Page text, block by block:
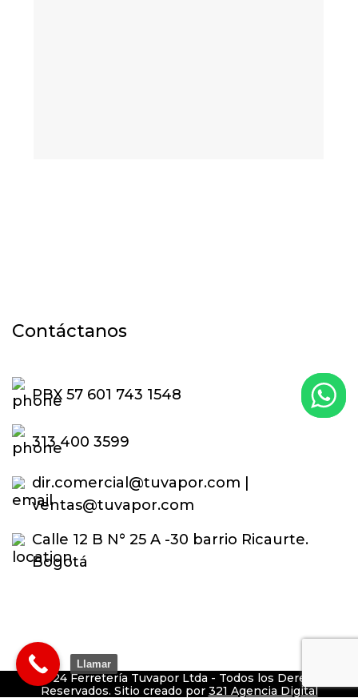
Contáctanos
PBX 57 601 743 1548
313 400 3599
dir.comercial@tuvapor.com |
ventas@tuvapor.com
Calle 12 B N° 25 A -30 barrio Ricaurte.
Bogotá
© 2024 Ferretería Tuvapor Ltda - Todos los Derechos
Reservados. Sitio creado por 321 Agencia Digital
Llamar